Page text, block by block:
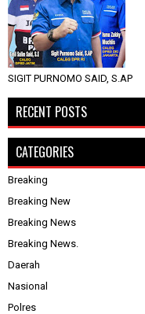
SIGIT PURNOMO SAID, S.AP
RECENT POSTS
CATEGORIES
Breaking
Breaking New
Breaking News
Breaking News.
Daerah
Nasional
Polres